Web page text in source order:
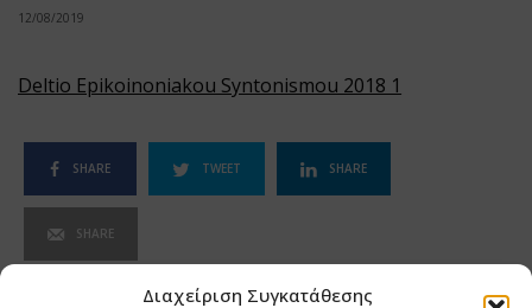
Διαχείριση Συγκατάθεσης
12/08/2019
Deltio Epikoinoniakou Syntonismou 2018 1
SHARE TWEET SHARE
SHARE